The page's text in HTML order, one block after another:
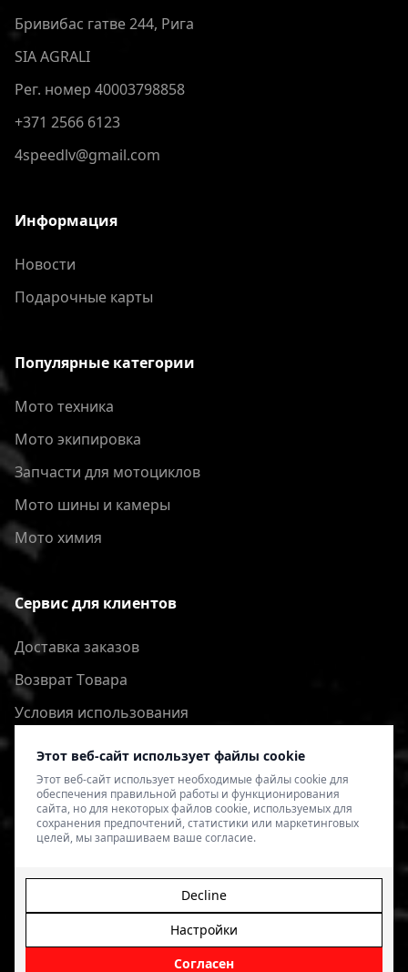
Этот веб-сайт использует файлы cookie
Этот веб-сайт использует необходимые файлы cookie для
обеспечения правильной работы и функционирования
сайта, но для некоторых файлов cookie, используемых для
сохранения предпочтений, статистики или маркетинговых
целей, мы запрашиваем ваше согласие.
Согласен
Настройки
Decline
Бривибас гатве 244, Рига
SIA AGRALI
Рег. номер 40003798858
+371 2566 6123
4speedlv@gmail.com
Информация
Новости
Подарочные карты
Популярные категории
Мото техника
Мото экипировка
Запчасти для мотоциклов
Мото шины и камеры
Мото химия
Сервис для клиентов
Доставка заказов
Bозврат Tовара
Условия использования
Политика конфиденциальности
© 2026 4SPEED.LV. Visas tiesības aizsargātas.
veikala izveide - Magecode.